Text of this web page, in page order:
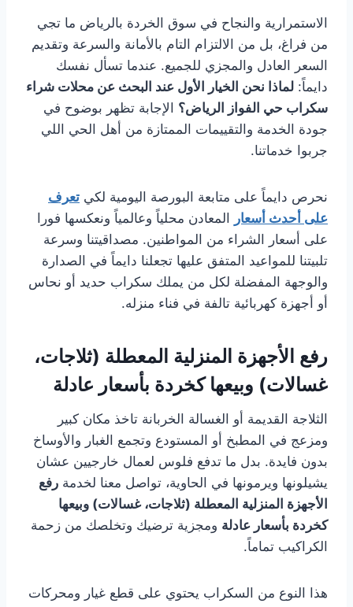
الاستمرارية والنجاح في سوق الخردة بالرياض ما تجي
من فراغ، بل من الالتزام التام بالأمانة والسرعة وتقديم
السعر العادل والمجزي للجميع. عندما تسأل نفسك
دايماً: لماذا نحن الخيار الأول عند البحث عن محلات شراء
سكراب حي الفواز الرياض؟ الإجابة تظهر بوضوح في
جودة الخدمة والتقييمات الممتازة من أهل الحي اللي
جربوا خدماتنا.
نحرص دايماً على متابعة البورصة اليومية لكي تعرف
على أحدث أسعار
المعادن محلياً وعالمياً ونعكسها فورا
على أسعار الشراء من المواطنين. مصداقيتنا وسرعة
تلبيتنا للمواعيد المتفق عليها تجعلنا دايماً في الصدارة
والوجهة المفضلة لكل من يملك سكراب حديد أو نحاس
أو أجهزة كهربائية تالفة في فناء منزله.
رفع الأجهزة المنزلية المعطلة (ثلاجات،
غسالات) وبيعها كخردة بأسعار عادلة
الثلاجة القديمة أو الغسالة الخربانة تاخذ مكان كبير
ومزعج في المطبخ أو المستودع وتجمع الغبار والأوساخ
بدون فايدة. بدل ما تدفع فلوس لعمال خارجيين عشان
يشيلونها ويرمونها في الحاوية، تواصل معنا لخدمة رفع
الأجهزة المنزلية المعطلة (ثلاجات، غسالات) وبيعها
كخردة بأسعار عادلة ومجزية ترضيك وتخلصك من زحمة
الكراكيب تماماً.
هذا النوع من السكراب يحتوي على قطع غيار ومحركات